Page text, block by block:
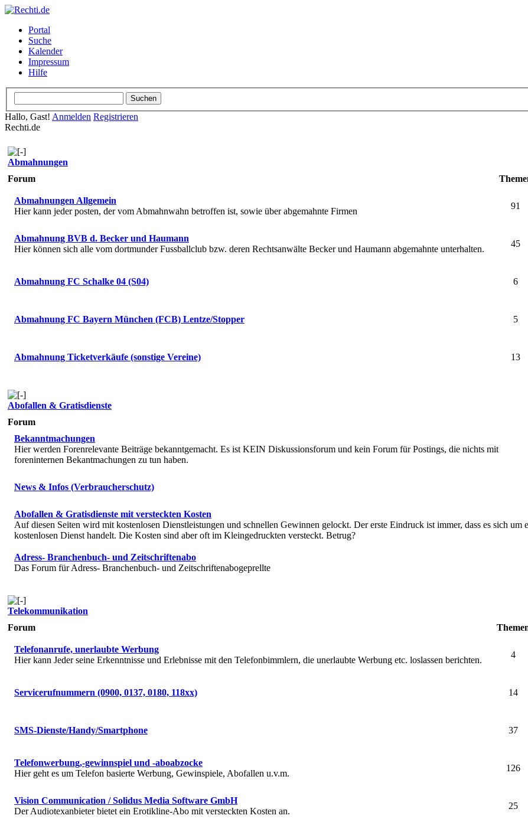
Portal
Suche
Kalender
Impressum
Hilfe
Hallo, Gast! Anmelden Registrieren
Rechti.de
Abmahnungen
Forum
Abmahnungen Allgemein
Hier kann jeder posten, der vom Abmahnwahn betroffen ist, sowie über abgemahnte Firmen
91
Abmahnung BVB d. Becker und Haumann
Hier können sich alle vom dortmunder Fussballclub bzw. deren Rechtsanwälte Becker und Haumann abgemahnte unterhalten.
45
Abmahnung FC Schalke 04 (S04) 6
Abmahnung FC Bayern München (FCB) Lentze/Stopper 5
Abmahnung Ticketverkäufe (sonstige Vereine) 13
Abofallen & Gratisdienste
Forum
Bekanntmachungen
Hier werden Forenrelevante Beiträge bekanntgemacht. Es ist KEIN Diskussionsforum und kein Forum für Postings, die nichts mit
foreninternen Bekantmachungen zu tun haben.
News & Infos (Verbraucherschutz)
Abofallen & Gratisdienste mit versteckten Kosten
Auf diesen Seiten wird mit kostenlosen Dienstleistungen und schnellen Gewinnen gelockt. Der erste Eindruck ist immer, dass es sich um
kostenlosen Dienst handelt. Die Kosten sind aber oft im Kleingedruckten versteckt. Betrug?
Adress- Branchenbuch- und Zeitschriftenabo
Das Forum für Adress- Branchenbuch- und Zeitschriftenabogeprellte
Telekommunikation
Forum
Telefonanrufe, unerlaubte Werbung
Hier kann Jeder seine Erkenntnisse und Erlebnisse mit den Telefonbimmlern, die unerlaubte Werbung etc. loslassen berichten.
4
Servicerufnummern (0900, 0137, 0180, 118xx) 14
SMS-Dienste/Handy/Smartphone 37
Telefonwerbung,-gewinnspiel und -aboabzocke
Hier geht es um Telefon basierte Werbung, Gewinspiele, Abofallen u.v.m.
126
Vision Communication / Solidus Media Software GmbH
Der Audiotexanbieter bietet ein Erotikline-Abo mit versteckten Kosten an.
25